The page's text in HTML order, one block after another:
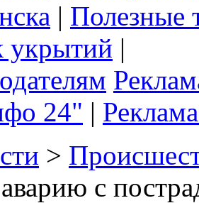
| Полезные
укрытий |
24" |
>
с